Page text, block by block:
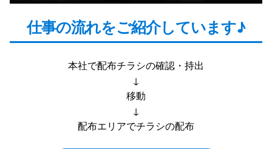
仕事の流れをご紹介しています♪
本社で配布チラシの確認・持出
↓
移動
↓
配布エリアでチラシの配布